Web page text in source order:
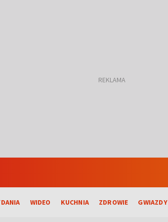
WIDEO KUCHNIA ZDROWIE GWIAZDY